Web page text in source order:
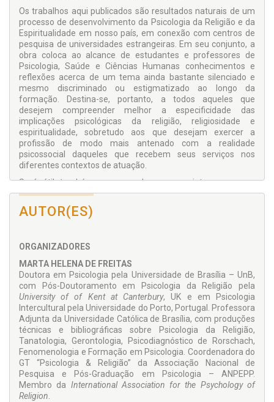
Os trabalhos aqui publicados são resultados naturais de um
processo de desenvolvimento da Psicologia da Religião e da
Espiritualidade em nosso país, em conexão com centros de
pesquisa de universidades estrangeiras. Em seu conjunto, a
obra coloca ao alcance de estudantes e professores de
Psicologia, Saúde e Ciências Humanas conhecimentos e
reflexões acerca de um tema ainda bastante silenciado e
mesmo discriminado ou estigmatizado ao longo da
formação. Destina-se, portanto, a todos aqueles que
desejem compreender melhor a especificidade das
implicações psicológicas da religião, religiosidade e
espiritualidade, sobretudo aos que desejam exercer a
profissão de modo mais antenado com a realidade
psicossocial daqueles que recebem seus serviços nos
diferentes contextos de atuação.
Será útil também para aqueles que se interessam por
estudos comparativos entre culturas e sobre como e em que
experiências de brasileiros se aproximam ou se distanciam
da de pessoas que vivem em outros contextos, em especial
AUTOR(ES)
ORGANIZADORES
MARTA HELENA DE FREITAS
Doutora em Psicologia pela Universidade de Brasília – UnB,
com Pós-Doutoramento em Psicologia da Religião pela
University of of Kent at Canterbury, UK e em Psicologia
Intercultural pela Universidade do Porto, Portugal. Professora
Adjunta da Universidade Católica de Brasília, com produções
técnicas e bibliográficas sobre Psicologia da Religião,
Tanatologia, Gerontologia, Psicodiagnóstico de Rorschach,
Fenomenologia e Formação em Psicologia. Coordenadora do
GT “Psicologia & Religião” da Associação Nacional de
Pesquisa e Pós-Graduação em Psicologia – ANPEPP.
Membro da International Association for the Psychology of
Religion.